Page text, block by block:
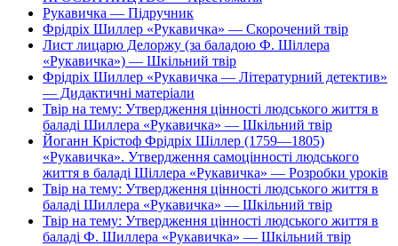
Рукавичка — Підручник
Фрідріх Шиллер «Рукавичка» — Скорочений твір
Лист лицарю Делоржу (за баладою Ф. Шіллера
«Рукавичка») — Шкільний твір
Фрідріх Шиллер «Рукавичка — Літературний детектив»
— Дидактичні матеріали
Твір на тему: Утвердження цінності людського життя в
баладі Шиллера «Рукавичка» — Шкільний твір
Йоганн Крістоф Фрідріх Шіллер (1759—1805)
«Рукавичка». Утвердження самоцінності людського
життя в баладі Шіллера «Рукавичка» — Розробки уроків
Твір на тему: Утвердження цінності людського життя в
баладі Шиллера «Рукавичка» — Шкільний твір
Твір на тему: Утвердження цінності людського життя в
баладі Ф. Шиллера «Рукавичка» — Шкільний твір